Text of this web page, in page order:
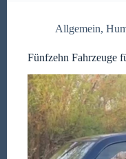
Allgemein,
Fünfzehn Fahrzeuge